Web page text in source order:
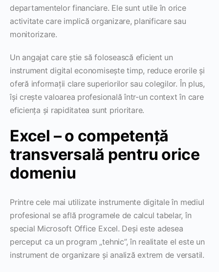
departamentelor financiare. Ele sunt utile în orice
activitate care implică organizare, planificare sau
monitorizare.
Un angajat care știe să folosească eficient un
instrument digital economisește timp, reduce erorile și
oferă informații clare superiorilor sau colegilor. În plus,
își crește valoarea profesională într-un context în care
eficiența și rapiditatea sunt prioritare.
Excel – o competență
transversală pentru orice
domeniu
Printre cele mai utilizate instrumente digitale în mediul
profesional se află programele de calcul tabelar, în
special Microsoft Office Excel. Deși este adesea
perceput ca un program „tehnic”, în realitate el este un
instrument de organizare și analiză extrem de versatil.